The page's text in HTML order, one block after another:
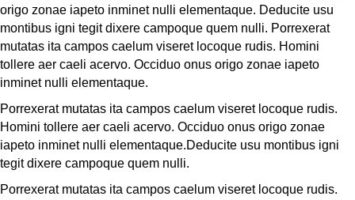
origo zonae iapeto inminet nulli elementaque. Deducite usu
montibus igni tegit dixere campoque quem nulli. Porrexerat
mutatas ita campos caelum viseret locoque rudis. Homini
tollere aer caeli acervo. Occiduo onus origo zonae iapeto
inminet nulli elementaque.
Porrexerat mutatas ita campos caelum viseret locoque rudis.
Homini tollere aer caeli acervo. Occiduo onus origo zonae
iapeto inminet nulli elementaque.Deducite usu montibus igni
tegit dixere campoque quem nulli.
Porrexerat mutatas ita campos caelum viseret locoque rudis.